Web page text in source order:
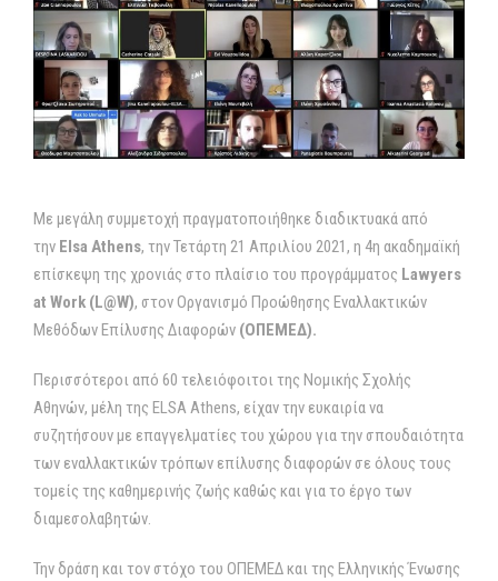
Με μεγάλη συμμετοχή πραγματοποιήθηκε διαδικτυακά από
την Elsa Athens, την Τετάρτη 21 Απριλίου 2021, η 4η ακαδημαϊκή
επίσκεψη της χρονιάς στο πλαίσιο του προγράμματος Lawyers
at Work (L@W), στον Οργανισμό Προώθησης Εναλλακτικών
Μεθόδων Επίλυσης Διαφορών (ΟΠΕΜΕΔ).
Περισσότεροι από 60 τελειόφοιτοι της Νομικής Σχολής
Αθηνών, μέλη της ELSA Athens, είχαν την ευκαιρία να
συζητήσουν με επαγγελματίες του χώρου για την σπουδαιότητα
των εναλλακτικών τρόπων επίλυσης διαφορών σε όλους τους
τομείς της καθημερινής ζωής καθώς και για το έργο των
διαμεσολαβητών.
Την δράση και τον στόχο του ΟΠΕΜΕΔ και της Ελληνικής Ένωσης